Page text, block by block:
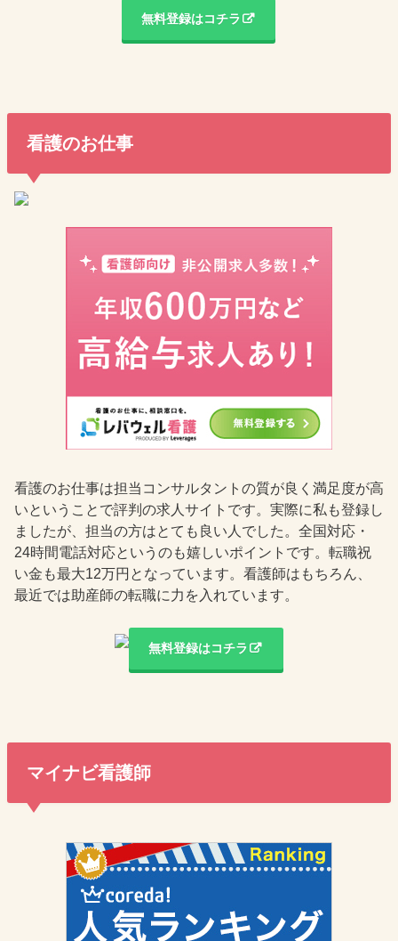
無料登録はコチラ
看護のお仕事
看護のお仕事は担当コンサルタントの質が良く満足度が高
いということで評判の求人サイトです。実際に私も登録し
ましたが、担当の方はとても良い人でした。全国対応・
24時間電話対応というのも嬉しいポイントです。転職祝
い金も最大12万円となっています。看護師はもちろん、
最近では助産師の転職に力を入れています。
無料登録はコチラ
マイナビ看護師